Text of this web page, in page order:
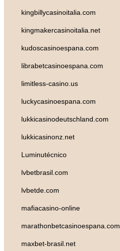
kingbillycasinoitalia.com
kingmakercasinoitalia.net
kudoscasinoespana.com
librabetcasinoespana.com
limitless-casino.us
luckycasinoespana.com
lukkicasinodeutschland.com
lukkicasinonz.net
Luminutécnico
lvbetbrasil.com
lvbetde.com
mafiacasino-online
marathonbetcasinoespana.com
maxbet-brasil.net